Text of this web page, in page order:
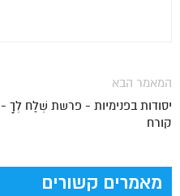
המאמר הבא
יסודות בפנימיות - פרשת שְׁלַח לְךָ -
קורח
מאמרים קשורים